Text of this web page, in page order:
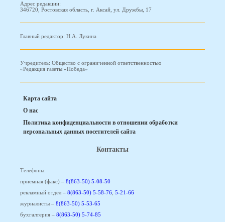
Адрес редакции:
346720, Ростовская область, г. Аксай, ул. Дружбы, 17
Главный редактор: Н.А. Лукина
Учредитель: Общество с ограниченной ответственностью
«Редакция газеты «Победа»
Карта сайта
О нас
Политика конфиденциальности в отношении обработки
персональных данных посетителей сайта
Контакты
Телефоны:
приемная (факс) – 8(863-50) 5-08-50
рекламный отдел – 8(863-50) 5-58-76, 5-21-66
журналисты – 8(863-50) 5-53-65
бухгалтерия – 8(863-50) 5-74-85